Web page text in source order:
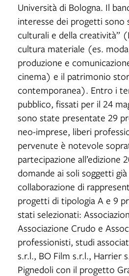
Università di Bologna. Il
interesse dei progetti sono
culturali e della creatività”
cultura materiale (es.
produzione e
cinema) e il patrimonio
contemporanea). Entro i
pubblico, fissati per il 24
sono state presentate 29
neo-imprese, liberi
pervenute è notevole
partecipazione all’edizione
domande ai soli soggetti
collaborazione di
progetti di tipologia A e 9
stati selezionati:
Associazione Crudo e
professionisti, studi
s.r.l., BO Film s.r.l., Harrier
Pignedoli con il progetto